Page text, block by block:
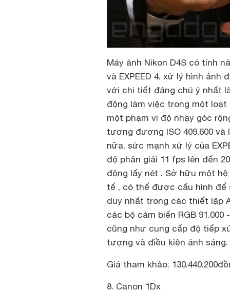
Máy ảnh Nikon D4S có tính
và EXPEED 4. xử lý hình ảnh
với chi tiết đáng chú ý nhất
động làm việc trong một loạt
một phạm vi độ nhạy góc
tương đương ISO 409.600
nữa, sức mạnh xử lý của
độ phân giải 11 fps lên đến
động lấy nét . Sở hữu một
tế , có thể được cấu hình để
duy nhất trong các thiết lập
các bộ cảm biến RGB
cũng như cung cấp độ tiếp
tượng và điều kiện ánh sáng.
Giá tham khảo: 130.440.200
8. Canon 1Dx